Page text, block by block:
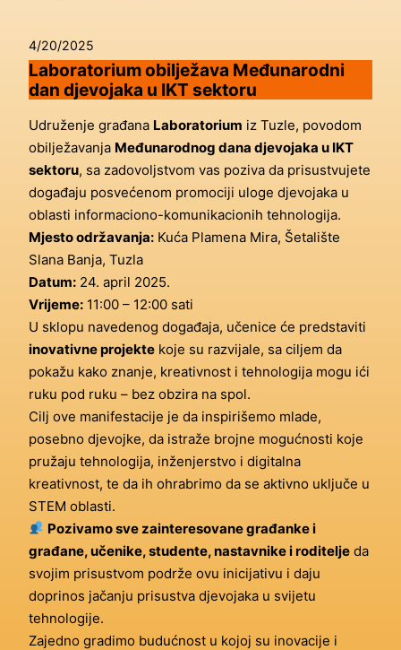
4/20/2025
Laboratorium obilježava Međunarodni
dan djevojaka u IKT sektoru
Udruženje građana Laboratorium iz Tuzle, povodom
obilježavanja Međunarodnog dana djevojaka u IKT
sektoru, sa zadovoljstvom vas poziva da prisustvujete
događaju posvećenom promociji uloge djevojaka u
oblasti informaciono-komunikacionih tehnologija.
Mjesto održavanja: Kuća Plamena Mira, Šetalište
Slana Banja, Tuzla
Datum: 24. april 2025.
Vrijeme: 11:00 – 12:00 sati
U sklopu navedenog događaja, učenice će predstaviti
inovativne projekte koje su razvijale, sa ciljem da
pokažu kako znanje, kreativnost i tehnologija mogu ići
ruku pod ruku – bez obzira na spol.
Cilj ove manifestacije je da inspirišemo mlade,
posebno djevojke, da istraže brojne mogućnosti koje
pružaju tehnologija, inženjerstvo i digitalna
kreativnost, te da ih ohrabrimo da se aktivno uključe u
STEM oblasti.
Pozivamo sve zainteresovane građanke i
građane, učenike, studente, nastavnike i roditelje da
svojim prisustvom podrže ovu inicijativu i daju
doprinos jačanju prisustva djevojaka u svijetu
tehnologije.
Zajedno gradimo budućnost u kojoj su inovacije i